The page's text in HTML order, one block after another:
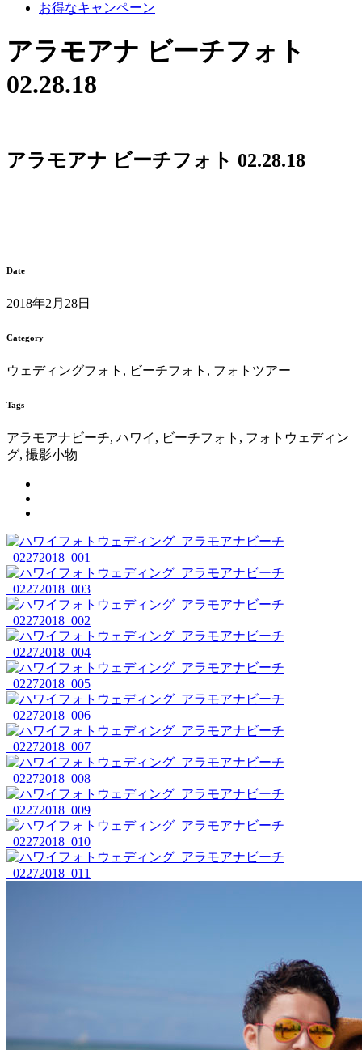
お得なキャンペーン
アラモアナ ビーチフォト
02.28.18
アラモアナ ビーチフォト 02.28.18
Date
2018年2月28日
Category
ウェディングフォト, ビーチフォト, フォトツアー
Tags
アラモアナビーチ, ハワイ, ビーチフォト, フォトウェディン
グ, 撮影小物